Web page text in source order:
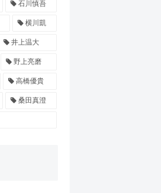
石川慎吾
横川凱
井上温大
野上亮磨
高橋優貴
桑田真澄